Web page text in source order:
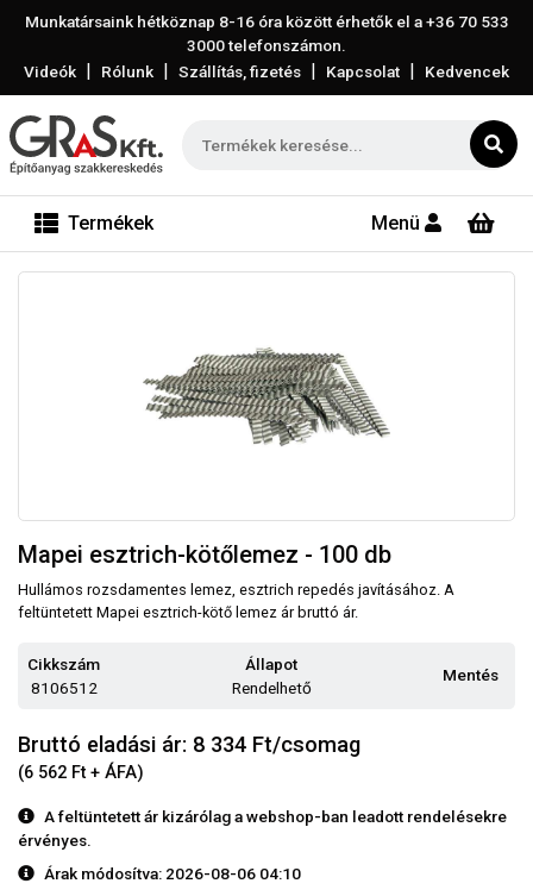
Munkatársaink hétköznap 8-16 óra között érhetők el a+36 70 533
3000telefonszámon.
Videók | Rólunk | Szállítás, fizetés | Kapcsolat | Kedvencek
Termékek Menü
Mapei esztrich-kötőlemez - 100 db
Hullámos rozsdamentes lemez, esztrich repedés javításához. A
feltüntetett Mapei esztrich-kötő lemez ár bruttó ár.
Cikkszám
8106512
Állapot
Rendelhető
Mentés
Bruttó eladási ár: 8 334 Ft/csomag
(6 562 Ft + ÁFA)
A feltüntetett ár kizárólag a webshop-ban leadott rendelésekre
érvényes.
Árak módosítva: 2026-08-06 04:10